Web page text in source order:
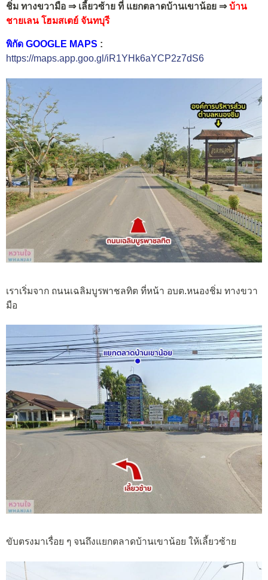
ชิ่ม ทางขวามือ ⇒ เลี้ยวซ้าย ที่ แยกตลาดบ้านเขาน้อย ⇒บ้าน
ชายเลน โฮมสเตย์ จันทบุรี
พิกัด GOOGLE MAPS :
https://maps.app.goo.gl/iR1YHk6aYCP2z7dS6
เราเริ่มจาก ถนนเฉลิมบูรพาชลทิต ที่หน้า อบต.หนองชิ่ม ทางขวา
มือ
ขับตรงมาเรื่อย ๆ จนถึงแยกตลาดบ้านเขาน้อย ให้เลี้ยวซ้าย